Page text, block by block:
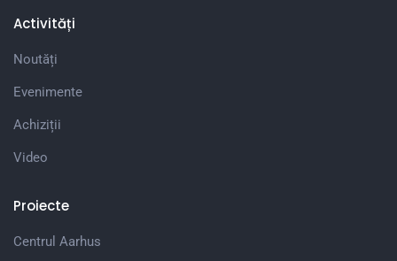
Activități
Noutăți
Evenimente
Achiziții
Video
Proiecte
Centrul Aarhus